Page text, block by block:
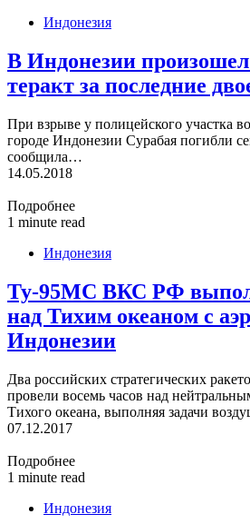
Индонезия
В Индонезии
теракт за последние
При взрыве у полицейского участка
городе Индонезии Сурабая погибли
сообщила…
14.05.2018
Подробнее
1 minute read
Индонезия
Ту-95МС ВКС РФ
над Тихим океаном с
Индонезии
Два российских стратегических
провели восемь часов над
Тихого океана, выполняя задачи
07.12.2017
Подробнее
1 minute read
Индонезия